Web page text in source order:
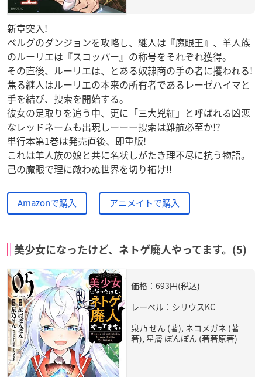
新章突入!
ベルグのダンジョンを攻略し、継人は『魔眼王』、羊人族
のルーリエは『スコッパー』の称号をそれぞれ獲得。
その直後、ルーリエは、とある奴隷商の手の者に攫われる!
焦る継人はルーリエの本来の所有者であるレーゼハイマと
手を結び、捜索を開始する。
彼女の足取りを追う中、更に「三大兇紅」と呼ばれる凶悪
なレッドネームも出現しーーー捜索は難航必至か!?
単行本第1巻は発売直後、即重版!
これは羊人族の娘と共に名状しがたき理不尽に抗う物語。
己の魔眼で理に敵わぬ世界を切り拓け!!
Amazonで購入 アニメイトで購入
美少女になったけど、ネトゲ廃人やってます。(5)
価格：693円(税込)
レーベル：シリウスKC
泉乃 せん (著), ネコメガネ (著
著), 星屑 ぽんぽん (著著原著)